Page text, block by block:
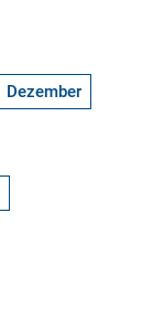
Dezember